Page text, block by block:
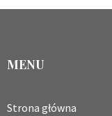
MENU
Strona główna